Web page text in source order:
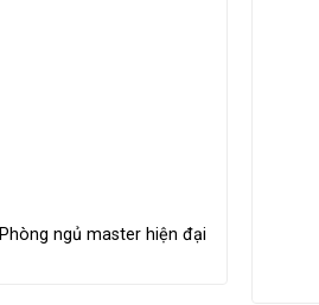
Phòng ngủ master hiện đại